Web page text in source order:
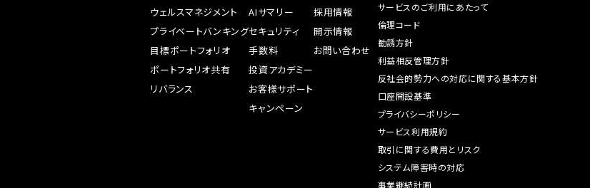
ウェルスマネジメント
プライベートバンキング
目標ポートフォリオ
ポートフォリオ共有
リバランス
AIサマリー
セキュリティ
手数料
投資アカデミー
お客様サポート
キャンペーン
採用情報
開示情報
お問い合わせ
サービスのご利用にあたって
倫理コード
勧誘方針
利益相反管理方針
反社会的勢力への対応に関する基本方針
口座開設基準
プライバシーポリシー
サービス利用規約
取引に関する費用とリスク
システム障害時の対応
事業継続計画